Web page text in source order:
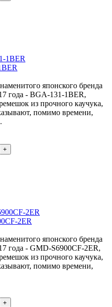
японского бренда
года - BGA-131-1BER,
из прочного каучука,
помимо времени,
+
2ER
японского бренда
года - GMD-S6900CF-2ER,
из прочного каучука,
помимо времени,
+